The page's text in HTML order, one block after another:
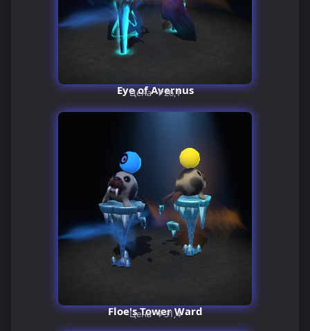
Eye of Avernus
Цена ~₽26,1
Floe's Tower Ward
Цена ~₽31,4